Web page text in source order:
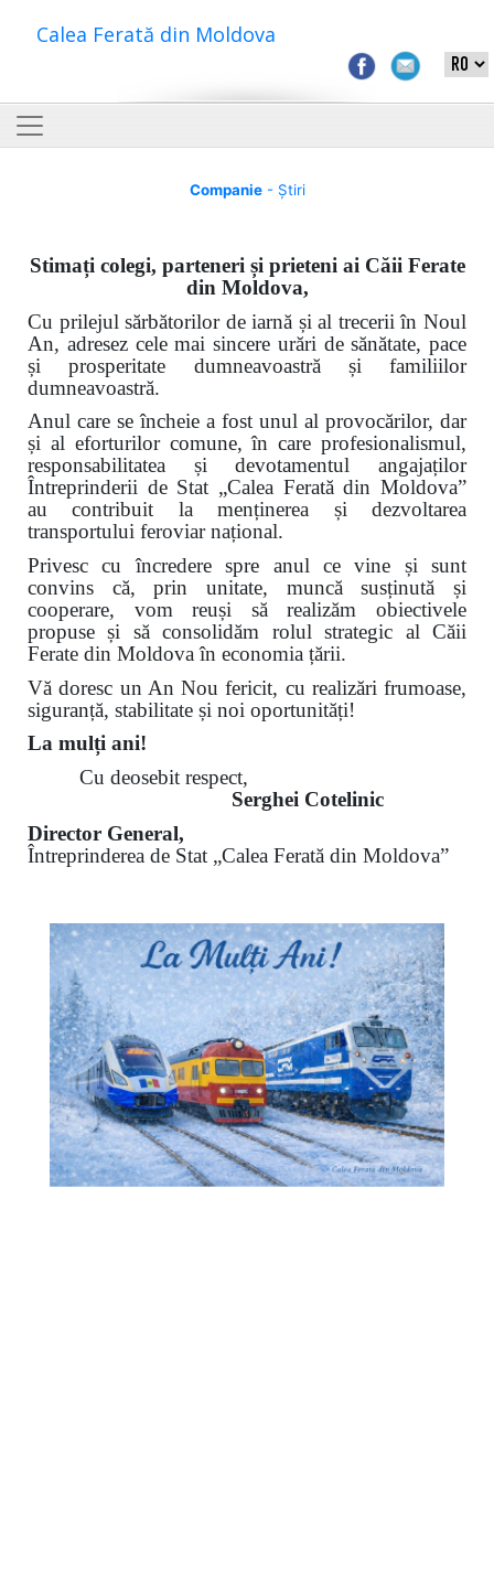
Calea Ferată din Moldova
Companie- Știri
Stimați colegi, parteneri și prieteni ai Căii Ferate
din Moldova,
Cu prilejul sărbătorilor de iarnă și al trecerii în Noul
An, adresez cele mai sincere urări de sănătate, pace
și prosperitate dumneavoastră și familiilor
dumneavoastră.
Anul care se încheie a fost unul al provocărilor, dar
și al eforturilor comune, în care profesionalismul,
responsabilitatea și devotamentul angajaților
Întreprinderii de Stat „Calea Ferată din Moldova”
au contribuit la menținerea și dezvoltarea
transportului feroviar național.
Privesc cu încredere spre anul ce vine și sunt
convins că, prin unitate, muncă susținută și
cooperare, vom reuși să realizăm obiectivele
propuse și să consolidăm rolul strategic al Căii
Ferate din Moldova în economia țării.
Vă doresc un An Nou fericit, cu realizări frumoase,
siguranță, stabilitate și noi oportunități!
La mulți ani!
Cu deosebit respect,
Serghei Cotelinic
Director General,
Întreprinderea de Stat „Calea Ferată din Moldova”